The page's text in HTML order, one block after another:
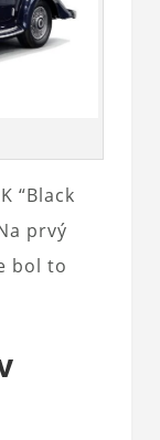
“Black
prvý
bol to